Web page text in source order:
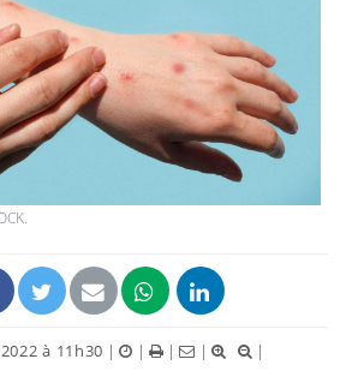
à 11h30 | | | |
|